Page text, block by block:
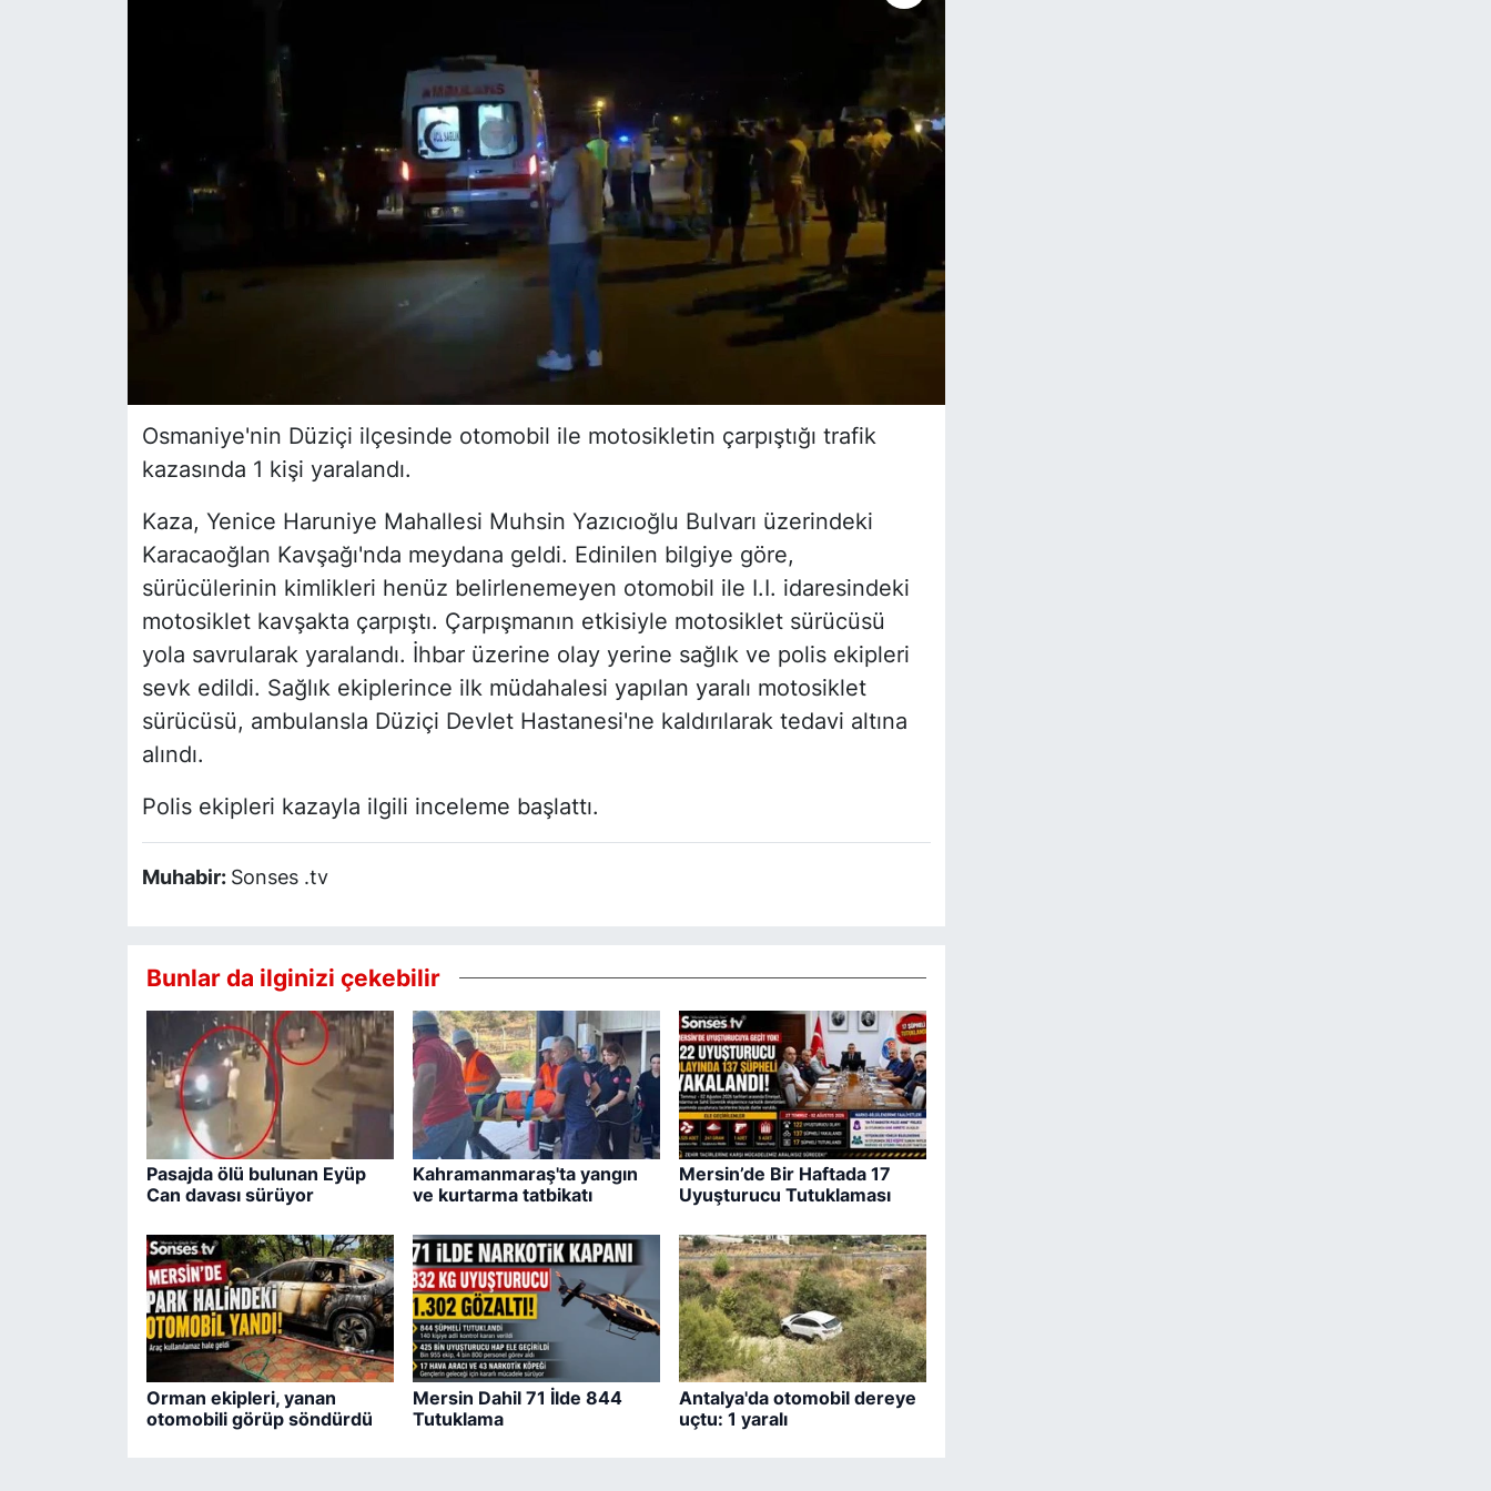
Osmaniye'nin Düziçi ilçesinde otomobil ile motosikletin çarpıştığı trafik
kazasında 1 kişi yaralandı.
Kaza, Yenice Haruniye Mahallesi Muhsin Yazıcıoğlu Bulvarı üzerindeki
Karacaoğlan Kavşağı'nda meydana geldi. Edinilen bilgiye göre,
sürücülerinin kimlikleri henüz belirlenemeyen otomobil ile I.I. idaresindeki
motosiklet kavşakta çarpıştı. Çarpışmanın etkisiyle motosiklet sürücüsü
yola savrularak yaralandı. İhbar üzerine olay yerine sağlık ve polis ekipleri
sevk edildi. Sağlık ekiplerince ilk müdahalesi yapılan yaralı motosiklet
sürücüsü, ambulansla Düziçi Devlet Hastanesi'ne kaldırılarak tedavi altına
alındı.
Polis ekipleri kazayla ilgili inceleme başlattı.
Muhabir: Sonses .tv
Bunlar da ilginizi çekebilir
Pasajda ölü bulunan Eyüp
Can davası sürüyor
Kahramanmaraş'ta yangın
ve kurtarma tatbikatı
Mersin’de Bir Haftada 17
Uyuşturucu Tutuklaması
Orman ekipleri, yanan
otomobili görüp söndürdü
Mersin Dahil 71 İlde 844
Tutuklama
Antalya'da otomobil dereye
uçtu: 1 yaralı